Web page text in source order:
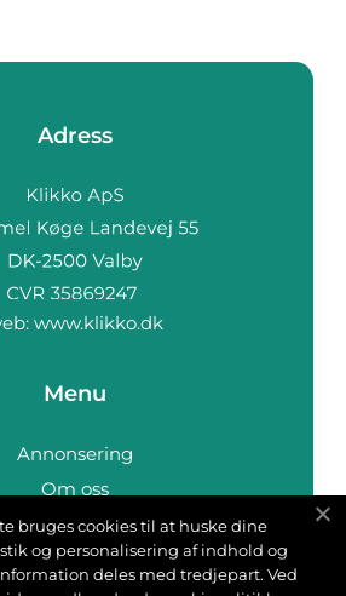
Adress
www.klikko.dk
Menu
Annonsering
Om oss
Cookies
Kontakta oss
bruges cookies til at huske dine
og personalisering af indhold og
deles med tredjepart. Ved